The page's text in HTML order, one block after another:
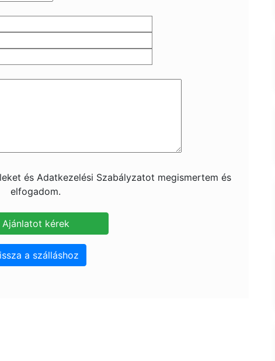
és Adatkezelési Szabályzatot megismertem és
elfogadom.
a szálláshoz